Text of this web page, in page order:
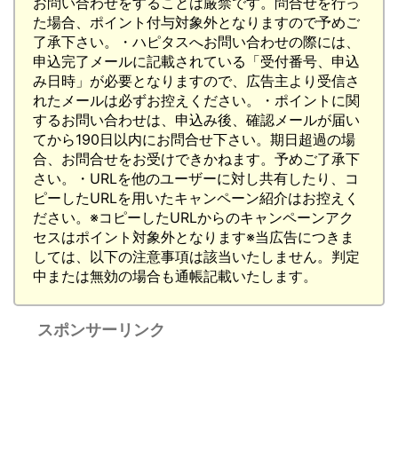
た場合、ポイント付与対象外となりますので予めご
了承下さい。・ハピタスへお問い合わせの際には、
申込完了メールに記載されている「受付番号、申込
み日時」が必要となりますので、広告主より受信さ
れたメールは必ずお控えください。・ポイントに関
するお問い合わせは、申込み後、確認メールが届い
てから190日以内にお問合せ下さい。期日超過の場
合、お問合せをお受けできかねます。予めご了承下
さい。・URLを他のユーザーに対し共有したり、コ
ピーしたURLを用いたキャンペーン紹介はお控えく
ださい。※コピーしたURLからのキャンペーンアク
セスはポイント対象外となります※当広告につきま
しては、以下の注意事項は該当いたしません。判定
中または無効の場合も通帳記載いたします。
スポンサーリンク